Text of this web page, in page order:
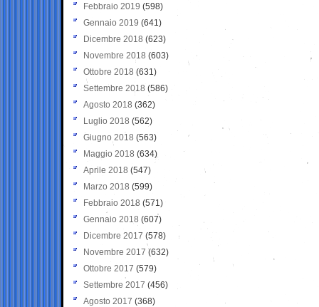
Febbraio 2019 (598)
Gennaio 2019 (641)
Dicembre 2018 (623)
Novembre 2018 (603)
Ottobre 2018 (631)
Settembre 2018 (586)
Agosto 2018 (362)
Luglio 2018 (562)
Giugno 2018 (563)
Maggio 2018 (634)
Aprile 2018 (547)
Marzo 2018 (599)
Febbraio 2018 (571)
Gennaio 2018 (607)
Dicembre 2017 (578)
Novembre 2017 (632)
Ottobre 2017 (579)
Settembre 2017 (456)
Agosto 2017 (368)